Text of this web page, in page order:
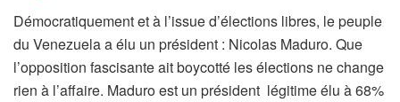
Démocratiquement et à l’issue d’élections libres, le peuple
du Venezuela a élu un président : Nicolas Maduro. Que
l’opposition fascisante ait boycotté les élections ne change
rien à l’affaire. Maduro est un président légitime élu à 68%